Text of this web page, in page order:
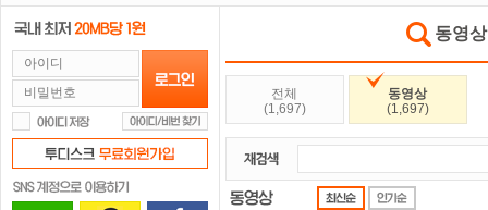
동영
전체
(1,697)
동영상
(1,697)